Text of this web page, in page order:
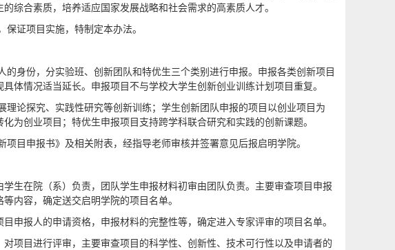
综合素质，培养适应国家发展战略和社会需求的高素质人才。
证项目实施，特制定本办法。
身份，分实验班、创新团队和特优生三个类别进行申报。申报各类创新项目
体情况适当延长。申报项目不与学校大学生创新创业训练计划项目重复。
论探究、实践性研究等创新训练；学生创新团队申报的项目以创业项目为
为创业项目；特优生申报项目支持跨学科联合研究和实践的创新课题。
目申报书》及相关附表，经指导老师审核并签署意见后报启明学院。
生在院（系）负责，团队学生申报材料初审由团队负责。主要审查项目申报
内容，确定送交启明学院的项目名单。
申报人的申请资格，申报材料的完整性等，确定进入专家评审的项目名单。
项目进行评审，主要审查项目的科学性、创新性、技术可行性以及申请者的